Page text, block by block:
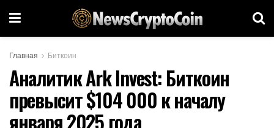
Главная Биткоин
Аналитик Ark Invest: Биткоин
превысит $104 000 к началу
января 2025 года